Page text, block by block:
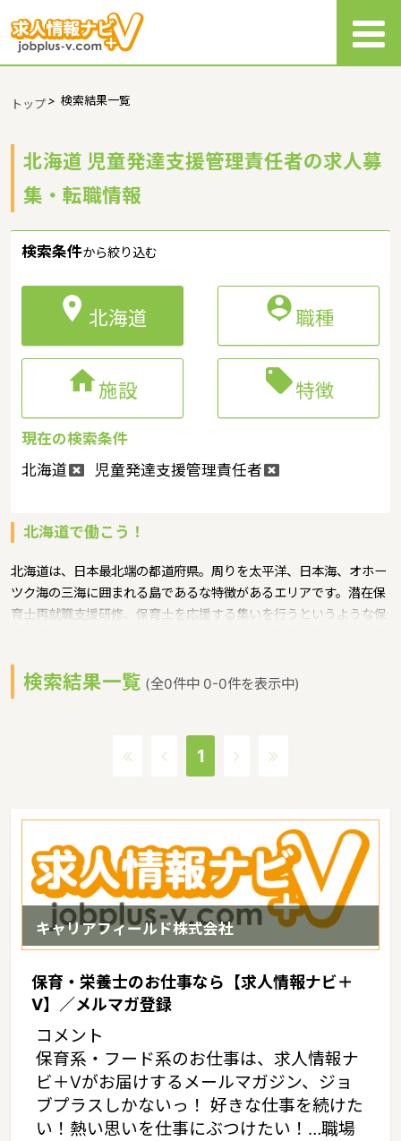
トップ> 検索結果一覧
北海道 児童発達支援管理責任者の求人募
集・転職情報
検索条件から絞り込む
 北海道 職種
施設 特徴
現在の検索条件
北海道
児童発達支援管理責任者
北海道で働こう！
北海道は、日本最北端の都道府県。周りを太平洋、日本海、オホー
ツク海の三海に囲まれる島であるな特徴があるエリアです。潜在保
育士再就職支援研修、保育士を応援する集いを行うというような保
所や保育施設が994施設あり、保育士求人倍率が1.76となっていま
す。（2017年10月現在）北海道の市町村は179つあります。北海道
根室本線・JR富良野線・JR宗谷本線・JR石北本線・JR釧網本線・
検索結果一覧 (全0件中 0-0件を表示中)
1
キャリアフィールド株式会社
保育・栄養士のお仕事なら【求人情報ナビ＋
V】／メルマガ登録
コメント
保育系・フード系のお仕事は、求人情報ナ
ビ＋Vがお届けするメールマガジン、ジョ
ブプラスしかないっ！ 好きな仕事を続けた
い！熱い思いを仕事にぶつけたい！…職場